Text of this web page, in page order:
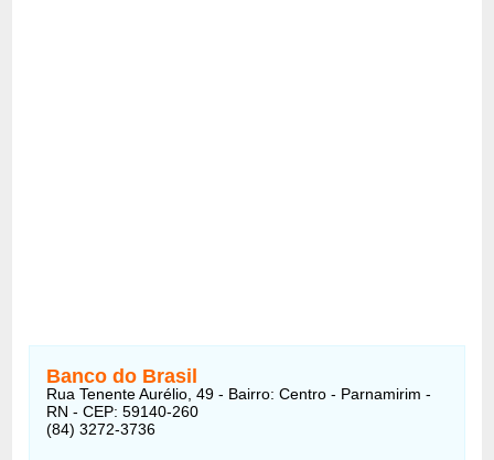
Banco do Brasil
Rua Tenente Aurélio, 49 - Bairro: Centro - Parnamirim -
RN - CEP: 59140-260
(84) 3272-3736